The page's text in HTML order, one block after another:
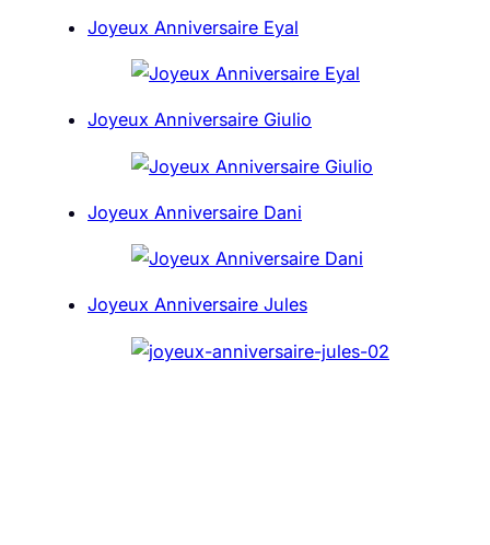
Joyeux Anniversaire Eyal
Joyeux Anniversaire Giulio
Joyeux Anniversaire Dani
Joyeux Anniversaire Jules